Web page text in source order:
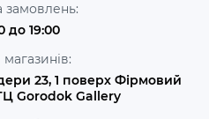
до 19:00
23, 1 поверх Фірмовий
Gorodok Gallery